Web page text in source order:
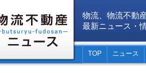
物流、物流不動
最新ニュース・
TOP ニュース